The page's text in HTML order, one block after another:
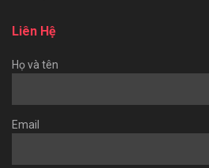
Liên Hệ
Họ và tên
Email